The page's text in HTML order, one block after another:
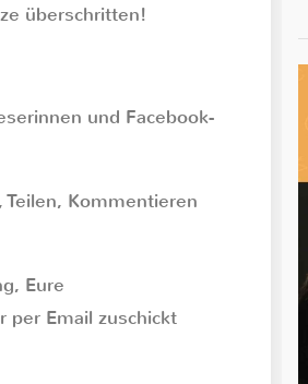
überschritten!
und Facebook-
Teilen, Kommentieren
Eure
per Email zuschickt